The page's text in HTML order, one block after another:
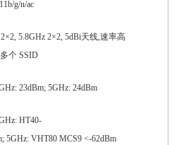
g/n/ac
5.8GHz 2×2, 5dBi天线,速率高
个 SSID
23dBm; 5GHz: 24dBm
HT40-
5GHz: VHT80 MCS9 <-62dBm